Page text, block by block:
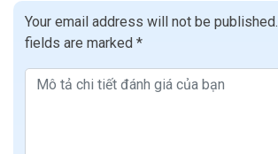
Your email address will not be published.
fields are marked *